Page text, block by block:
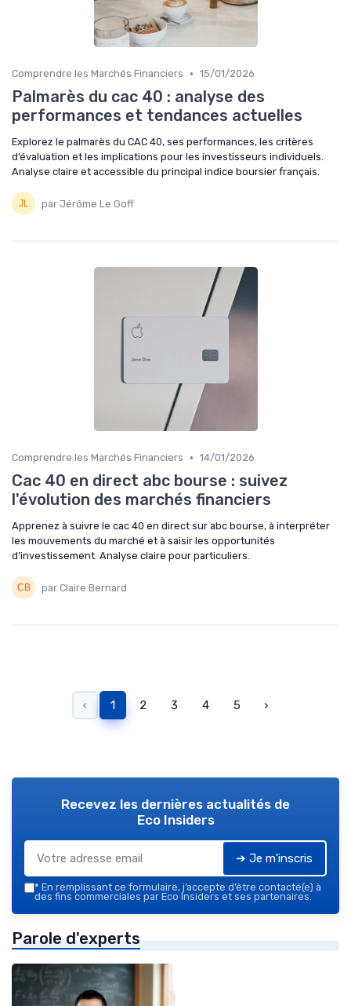
Comprendre les Marchés Financiers • 15/01/2026
Palmarès du cac 40 : analyse des
performances et tendances actuelles
Explorez le palmarès du CAC 40, ses performances, les critères
d’évaluation et les implications pour les investisseurs individuels.
Analyse claire et accessible du principal indice boursier français.
par Jérôme Le Goff
Comprendre les Marchés Financiers • 14/01/2026
Cac 40 en direct abc bourse : suivez
l'évolution des marchés financiers
Apprenez à suivre le cac 40 en direct sur abc bourse, à interpréter
les mouvements du marché et à saisir les opportunités
d’investissement. Analyse claire pour particuliers.
par Claire Bernard
‹ 1 2 3 4 5 ›
Recevez les dernières actualités de
Eco Insiders
➔ Je m'inscris
* En remplissant ce formulaire, j’accepte d’être contacté(e) à
des fins commerciales par Eco Insiders et ses partenaires.
Parole d'experts